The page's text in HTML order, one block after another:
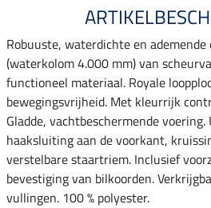
Robuuste, waterdichte en ademende
(waterkolom 4.000 mm) van
functioneel materiaal. Royale
bewegingsvrijheid. Met kleurrijk
Gladde, vachtbeschermende
haaksluiting aan de voorkant,
verstelbare staartriem. Inclusief
bevestiging van bilkoorden.
vullingen. 100 % polyester.